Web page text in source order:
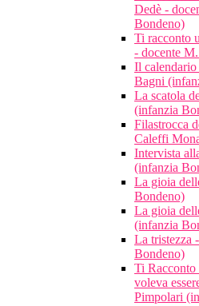
Dedè -
Bondeno)
Ti racconto
- docente
Il calendario
Bagni
La scatola
(infanzia
Filastrocca
Caleffi
Intervista
(infanzia
La gioia
Bondeno)
La gioia
(infanzia
La tristezza
Bondeno)
Ti Racconto
voleva
Pimpolari